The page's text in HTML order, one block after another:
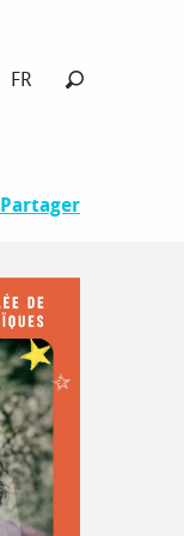
FR
Partager